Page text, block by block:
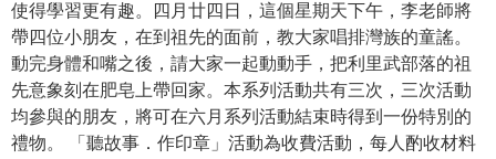
認
識
我
們
便
使得學習更有趣。四月廿四日，這個星期天下午，李老師將
帶四位小朋友，在到祖先的面前，教大家唱排灣族的童謠。
動完身體和嘴之後，請大家一起動動手，把利里武部落的祖
先意象刻在肥皂上帶回家。本系列活動共有三次，三次活動
均參與的朋友，將可在六月系列活動結束時得到一份特別的
禮物。 「聽故事．作印章」活動為收費活動，每人酌收材料